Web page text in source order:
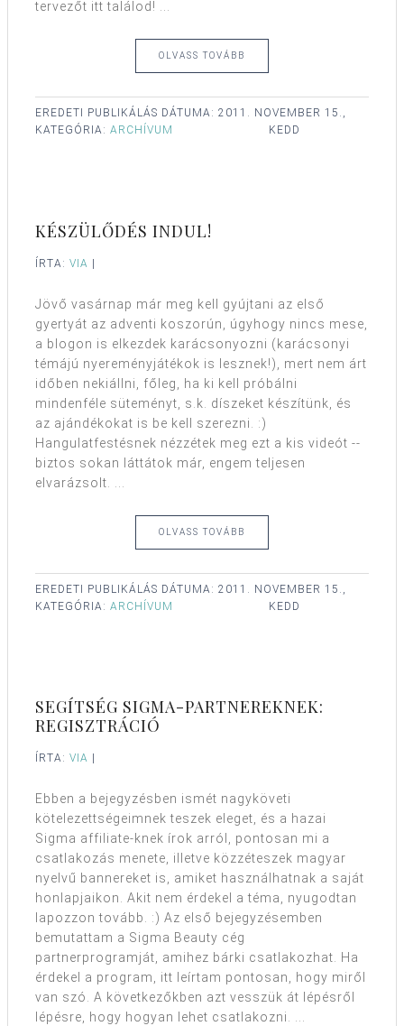
tervezőt itt találod! ...
OLVASS TOVÁBB
EREDETI PUBLIKÁLÁS DÁTUMA: 2011. NOVEMBER 15.,
KEDD
KATEGÓRIA: ARCHÍVUM
KÉSZÜLŐDÉS INDUL!
ÍRTA: VIA |
Jövő vasárnap már meg kell gyújtani az első
gyertyát az adventi koszorún, úgyhogy nincs mese,
a blogon is elkezdek karácsonyozni (karácsonyi
témájú nyereményjátékok is lesznek!), mert nem árt
időben nekiállni, főleg, ha ki kell próbálni
mindenféle süteményt, s.k. díszeket készítünk, és
az ajándékokat is be kell szerezni. :)
Hangulatfestésnek nézzétek meg ezt a kis videót --
biztos sokan láttátok már, engem teljesen
elvarázsolt. ...
OLVASS TOVÁBB
EREDETI PUBLIKÁLÁS DÁTUMA: 2011. NOVEMBER 15.,
KEDD
KATEGÓRIA: ARCHÍVUM
SEGÍTSÉG SIGMA-PARTNEREKNEK:
REGISZTRÁCIÓ
ÍRTA: VIA
Ebben a bejegyzésben ismét nagyköveti
kötelezettségeimnek teszek eleget, és a hazai
Sigma affiliate-knek írok arról, pontosan mi a
csatlakozás menete, illetve közzéteszek magyar
nyelvű bannereket is, amiket használhatnak a saját
honlapjaikon. Akit nem érdekel a téma, nyugodtan
lapozzon tovább. :) Az első bejegyzésemben
bemutattam a Sigma Beauty cég
partnerprogramját, amihez bárki csatlakozhat. Ha
érdekel a program, itt leírtam pontosan, hogy miről
van szó. A következőkben azt vesszük át lépésről
lépésre, hogy hogyan lehet csatlakozni. ...